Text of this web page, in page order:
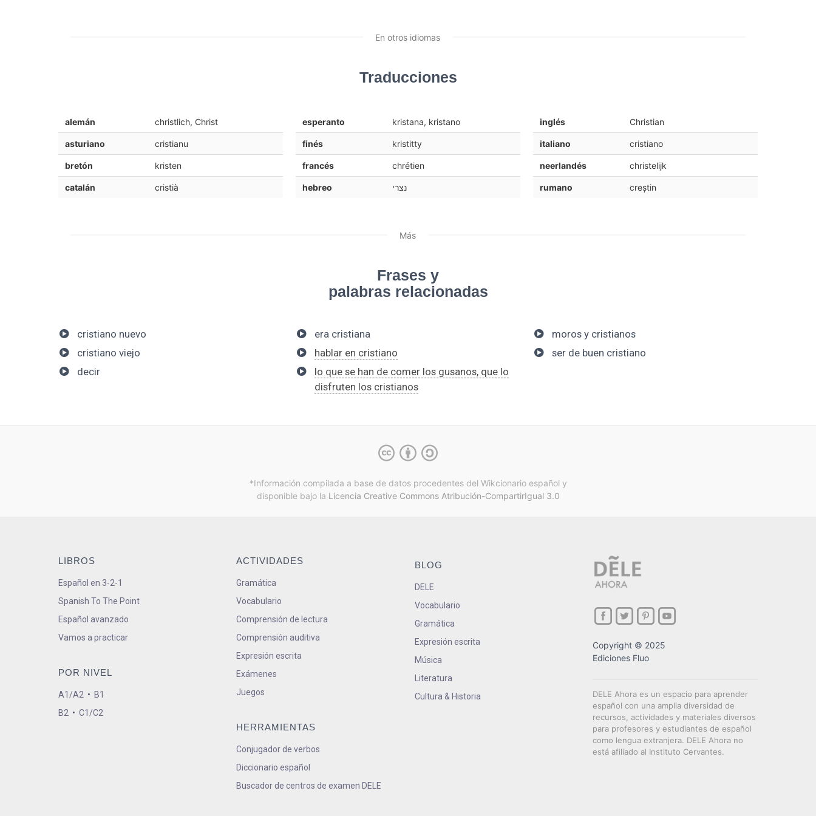
En otros idiomas
Traducciones
alemán christlich, Christ
asturiano cristianu
bretón kristen
catalán cristià
esperanto kristana, kristano
finés kristitty
francés chrétien
hebreo נצרי
inglés Christian
italiano cristiano
neerlandés christelijk
rumano creștin
Más
Frases y
palabras relacionadas
cristiano nuevo
cristiano viejo
decir
era cristiana
hablar en cristiano
lo que se han de comer los gusanos, que lo
disfruten los cristianos
moros y cristianos
ser de buen cristiano
*Información compilada a base de datos procedentes del Wikcionario español y
disponible bajo la Licencia Creative Commons Atribución-CompartirIgual 3.0
LIBROS
Español en 3-2-1
Spanish To The Point
Español avanzado
Vamos a practicar
POR NIVEL
A1/A2 • B1
B2 • C1/C2
ACTIVIDADES
Gramática
Vocabulario
Comprensión de lectura
Comprensión auditiva
Expresión escrita
Exámenes
Juegos
HERRAMIENTAS
Conjugador de verbos
Diccionario español
Buscador de centros de examen DELE
BLOG
DELE
Vocabulario
Gramática
Expresión escrita
Música
Literatura
Cultura & Historia
Copyright © 2025
Ediciones Fluo
DELE Ahora es un espacio para aprender
español con una amplia diversidad de
recursos, actividades y materiales diversos
para profesores y estudiantes de español
como lengua extranjera. DELE Ahora no
está afiliado al Instituto Cervantes.